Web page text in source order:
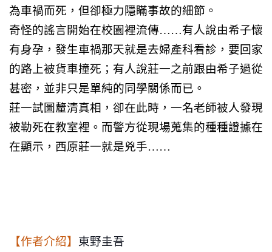
為車禍而死，但卻極力隱瞞事故的細節。
奇怪的謠言開始在校園裡流傳……有人說由希子懷
有身孕，發生車禍那天就是去婦產科看診，要回家
的路上被貨車撞死；有人說莊一之前跟由希子過從
甚密，並非只是單純的同學關係而已。
莊一試圖釐清真相，卻在此時，一名老師被人發現
被勒死在教室裡。而警方從現場蒐集的種種證據在
在顯示，西原莊一就是兇手……
【作者介紹】 東野圭吾